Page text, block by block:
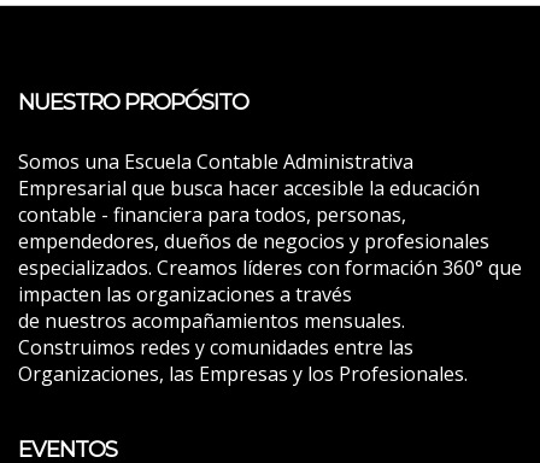
NUESTRO PROPÓSITO
Somos una Escuela Contable Administrativa
Empresarial que busca hacer accesible la educación
contable - financiera para todos, personas,
empendedores, dueños de negocios y profesionales
especializados. Creamos líderes con formación 360° que
impacten las organizaciones a través
de nuestros acompañamientos mensuales.
Construimos redes y comunidades entre las
Organizaciones, las Empresas y los Profesionales.
EVENTOS